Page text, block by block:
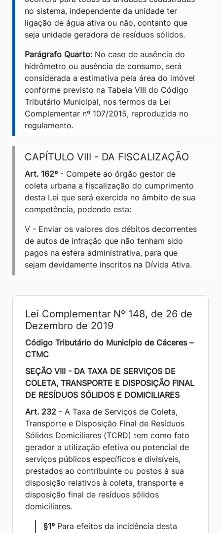
no sistema, independente da unidade ter
ligação de água ativa ou não, contanto que
seja unidade geradora de resíduos sólidos.
Parágrafo Quarto: No caso de ausência do
hidrômetro ou ausência de consumo, será
considerada a estimativa pela área do imóvel
conforme previsto na Tabela VIII do Código
Tributário Municipal, nos termos da Lei
Complementar nº 107/2015, reproduzida no
regulamento.
CAPÍTULO VIII - DA FISCALIZAÇÃO
Art. 162º - Compete ao órgão gestor de
coleta urbana a fiscalização do cumprimento
desta Lei que será exercida no âmbito de sua
competência, podendo esta:
V - Enviar os valores dos débitos decorrentes
de autos de infração que não tenham sido
pagos na esfera administrativa, para que
sejam devidamente inscritos na Dívida Ativa.
Lei Complementar Nº 148, de 26 de
Dezembro de 2019
Código Tributário do Município de Cáceres –
CTMC
SEÇÃO VIII - DA TAXA DE SERVIÇOS DE
COLETA, TRANSPORTE E DISPOSIÇÃO FINAL
DE RESÍDUOS SÓLIDOS E DOMICILIARES
Art. 232 - A Taxa de Serviços de Coleta,
Transporte e Disposição Final de Resíduos
Sólidos Domiciliares (TCRD) tem como fato
gerador a utilização efetiva ou potencial de
serviços públicos específicos e divisíveis,
prestados ao contribuinte ou postos à sua
disposição relativos à coleta, transporte e
disposição final de resíduos sólidos
domiciliares.
§1º Para efeitos da incidência desta